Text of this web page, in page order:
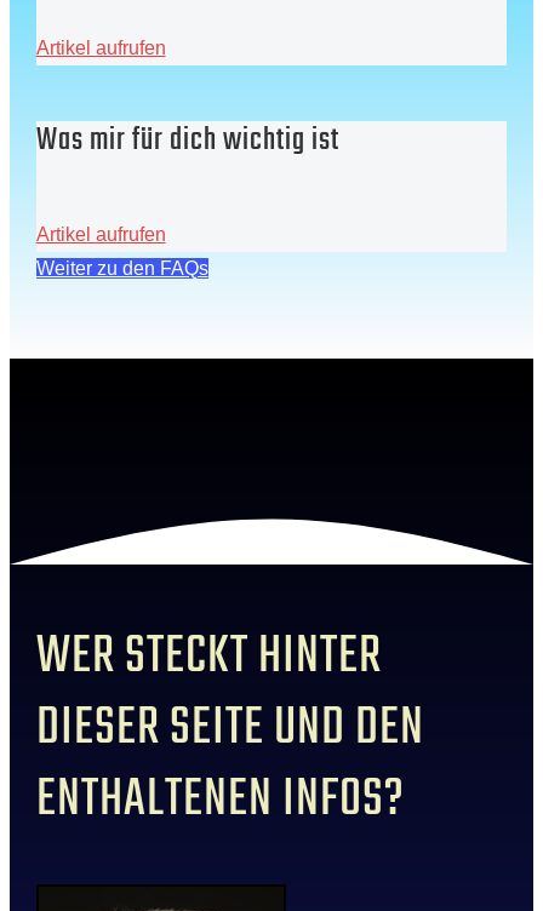
Artikel aufrufen
Was mir für dich wichtig ist
Artikel aufrufen
Weiter zu den FAQs
WER STECKT HINTER
DIESER SEITE UND DEN
ENTHALTENEN INFOS?